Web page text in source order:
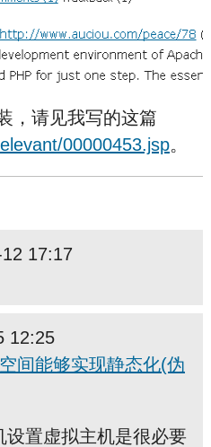
，请见我写的这篇
00000453.jsp。
17:17
12:25
间能够实现静态化(伪
设置虚拟主机是很必要